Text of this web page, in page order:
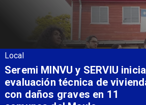
Local
Fondo Orasmi entrega apoyo a
familia de Romeral para
costear alimentación
especializada de niño con